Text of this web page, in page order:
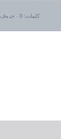
کلمات:
0
· حروف